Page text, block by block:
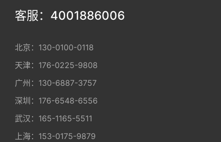
客服：4001886006
北京： 130-0100-0118
天津： 176-0225-9808
广州： 130-6887-3757
深圳： 176-6548-6556
武汉： 165-1165-5511
上海： 153-0175-9879